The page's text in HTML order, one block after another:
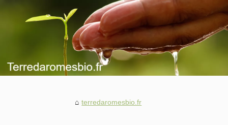
terredaromesbio.fr